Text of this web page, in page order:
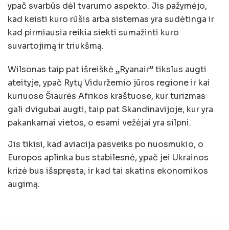
ypač svarbūs dėl tvarumo aspekto. Jis pažymėjo,
kad keisti kuro rūšis arba sistemas yra sudėtinga ir
kad pirmiausia reikia siekti sumažinti kuro
suvartojimą ir triukšmą.
Wilsonas taip pat išreiškė „Ryanair” tikslus augti
ateityje, ypač Rytų Viduržemio jūros regione ir kai
kuriuose Šiaurės Afrikos kraštuose, kur turizmas
gali dvigubai augti, taip pat Skandinavijoje, kur yra
pakankamai vietos, o esami vežėjai yra silpni.
Jis tikisi, kad aviacija pasveiks po nuosmukio, o
Europos aplinka bus stabilesnė, ypač jei Ukrainos
krizė bus išspręsta, ir kad tai skatins ekonomikos
augimą.